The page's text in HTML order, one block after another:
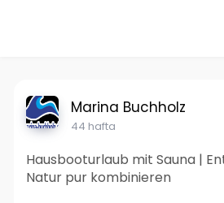
Marina Buchholz
44 hafta
Hausbooturlaub mit Sauna |
Natur pur kombinieren